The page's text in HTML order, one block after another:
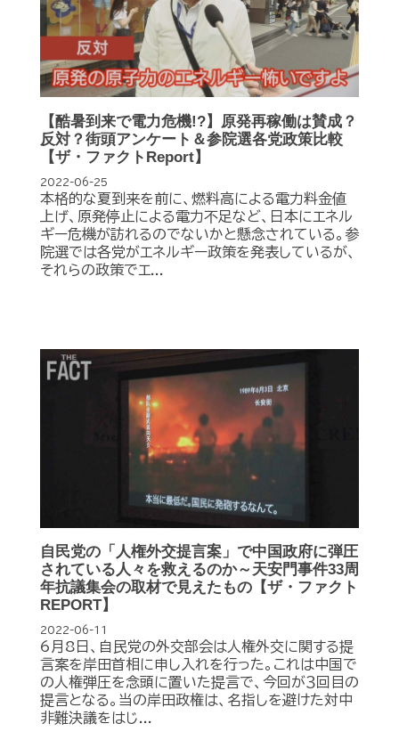
【酷暑到来で電力危機!?】原発再稼働は賛成？
反対？街頭アンケート＆参院選各党政策比較
【ザ・ファクトReport】
2022-06-25
本格的な夏到来を前に、燃料高による電力料金値
上げ、原発停止による電力不足など、日本にエネル
ギー危機が訪れるのでないかと懸念されている。参
院選では各党がエネルギー政策を発表しているが、
それらの政策でエ...
自民党の「人権外交提言案」で中国政府に弾圧
されている人々を救えるのか～天安門事件33周
年抗議集会の取材で見えたもの【ザ・ファクト
REPORT】
2022-06-11
6月8日、自民党の外交部会は人権外交に関する提
言案を岸田首相に申し入れを行った。これは中国で
の人権弾圧を念頭に置いた提言で、今回が３回目の
提言となる。当の岸田政権は、名指しを避けた対中
非難決議をはじ...